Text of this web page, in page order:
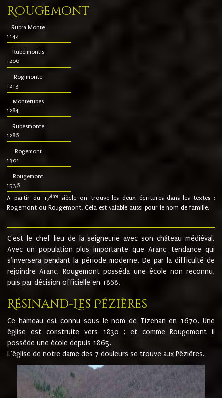
Rougemont
Rubra Monte
1144
Rubeimontis
1206
Rogimonte
1213
Monterubes
1284
Rubesmonte
1286
Rogemont
1301
Rougemont
1536
A partir du 17ème siècle on trouve les deux écritures dans les textes :
Rogemont ou Rougemont. Cela est valable aussi pour le nom de famille.
C'est le chef lieu de la seigneurie avec son château médiéval.
Avec un population plus importante que Aranc, tendance qui
s'inversera pendant la période moderne. De par la difficulté de
rejoindre Aranc, Rougemont posséda une école non reconnu,
puis par décision officielle en 1868.
Résinand-Les Pézières
Ce hameau est connu sous le nom de Tizenan en 1670. Une
église est construite vers 1830 ; et comme Rougemont il
possède une école depuis 1865.
L'église de notre dame des 7 douleurs se trouve aux Pézières.